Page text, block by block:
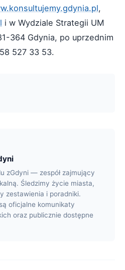
,
i w Wydziale Strategii UM
364 Gdynia, po uprzednim
527 33 53.
zGdyni — zespół zajmujący
Śledzimy życie miasta,
zestawienia i poradniki.
oficjalne komunikaty
oraz publicznie dostępne